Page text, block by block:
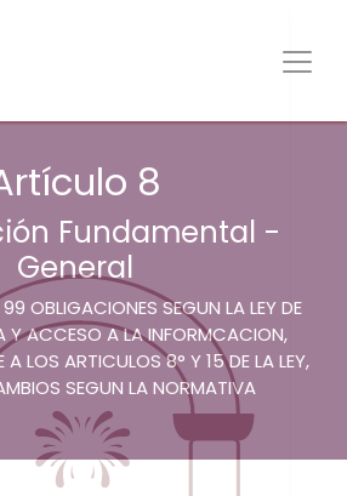
8
Fundamental -
General
OBLIGACIONES SEGUN LA LEY DE
Y ACCESO A LA INFORMCACION,
A LOS ARTICULOS 8° Y 15 DE LA LEY,
SEGUN LA NORMATIVA